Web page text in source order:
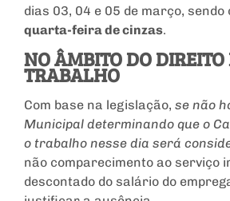
dias 03, 04 e 05 de março, sendo
quarta-feira de cinzas.
NO ÂMBITO DO DIREITO
TRABALHO
Com base na legislação, se não
Municipal determinando que o
o trabalho nesse dia será
não comparecimento ao serviço
descontado do salário do